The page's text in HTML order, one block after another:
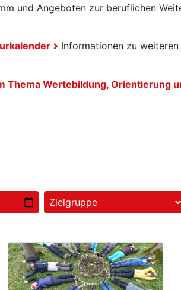
und Angeboten zur beruflichen
Informationen zu
Thema Wertebildung, Orientierung